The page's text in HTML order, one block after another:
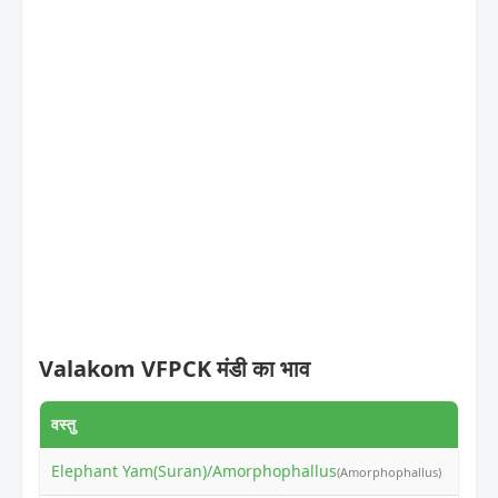
Valakom VFPCK मंडी का भाव
वस्तु
Elephant Yam(Suran)/Amorphophallus(Amorphophallus)